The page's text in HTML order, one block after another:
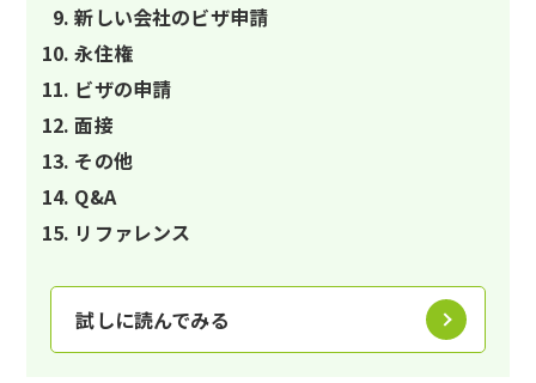
新しい会社のビザ申請
永住権
ビザの申請
面接
その他
Q&A
リファレンス
試しに読んでみる